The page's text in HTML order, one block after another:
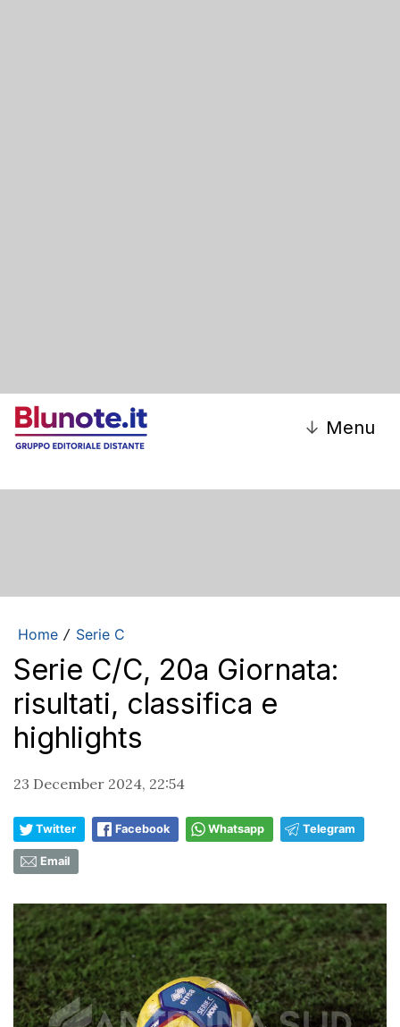
↓ Menu
Home / Serie C
Serie C/C, 20a Giornata:
risultati, classifica e
highlights
23 December 2024, 22:54
Twitter Facebook Whatsapp Telegram
Email